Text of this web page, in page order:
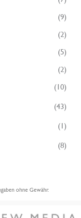
(9)
(2)
(5)
(2)
(10)
(43)
(1)
(8)
ohne Gewähr.